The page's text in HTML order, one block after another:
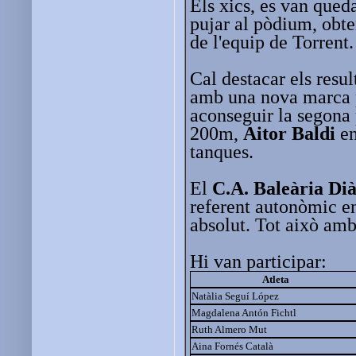
Els xics, es van
pujar al pòdium,
de l'equip de
Cal destacar els
amb una nova
aconseguir la
200m, Aitor Baldi
tanques.
El C.A. Baleària
referent autonòmic
absolut. Tot això
Hi van participar:
Atleta
Natàlia Seguí López
Magdalena Antón Fichtl
Ruth Almero Mut
Aina Fornés Català